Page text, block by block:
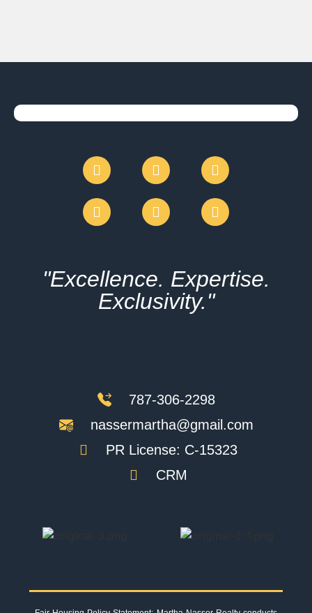
"Excellence. Expertise.
Exclusivity."
787-306-2298
nassermartha@gmail.com
PR License: C-15323
CRM